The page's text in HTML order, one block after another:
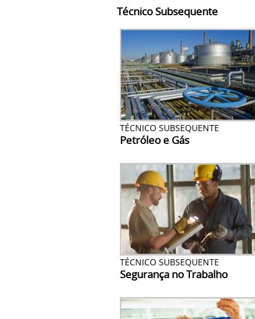
Técnico Subsequente
TÉCNICO SUBSEQUENTE
Petróleo e Gás
TÉCNICO SUBSEQUENTE
Segurança no Trabalho